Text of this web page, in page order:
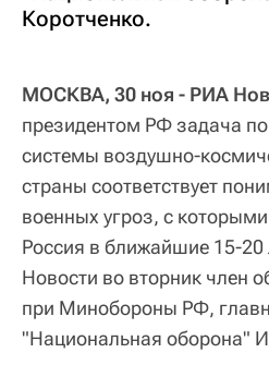
Коротченко.
МОСКВА, 30 ноя - РИА
президентом РФ задача
системы воздушно-
страны соответствует
военных угроз, с
Россия в ближайшие 15-
Новости во вторник член
при Минобороны РФ,
"Национальная оборона"